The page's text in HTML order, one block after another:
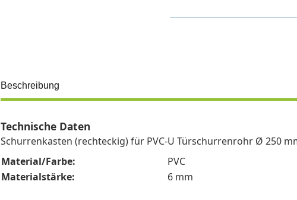
Beschreibung
Technische Daten
Schurrenkasten (rechteckig) für PVC-U Türschurrenrohr Ø 250
Material/Farbe:
PVC
Materialstärke:
6 mm